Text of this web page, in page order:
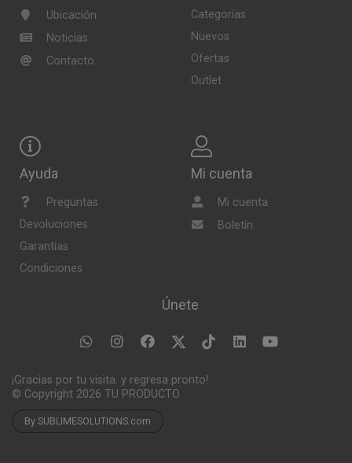
Ubicación
Noticias
Contacto
Categorías
Nuevos
Ofertas
Outlet
Ayuda
Preguntas
Devoluciones
Garantías
Condiciones
Mi cuenta
Mi cuenta
Boletín
Únete
¡Gracias por tu visita. y regresa pronto!
© Copyright 2026 TU PRODUCTO
By SUBLIMESOLUTIONS.com